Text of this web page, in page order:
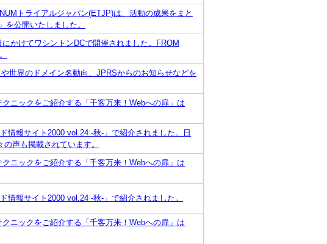
トライアルジャパン(ETJP)は、活動の成果をまと
公開いたしました。
かけてワシントンDCで開催されました。FROM
世界のドメイン名動向、JPRSからのお知らせなどを
ニックをご紹介する「千客万来！Webへの扉」は
情報サイト2000 vol.24 -秋-」で紹介されました。日
声も掲載されています。
ニックをご紹介する「千客万来！Webへの扉」は
情報サイト2000 vol.24 -秋-」で紹介されました。
ニックをご紹介する「千客万来！Webへの扉」は